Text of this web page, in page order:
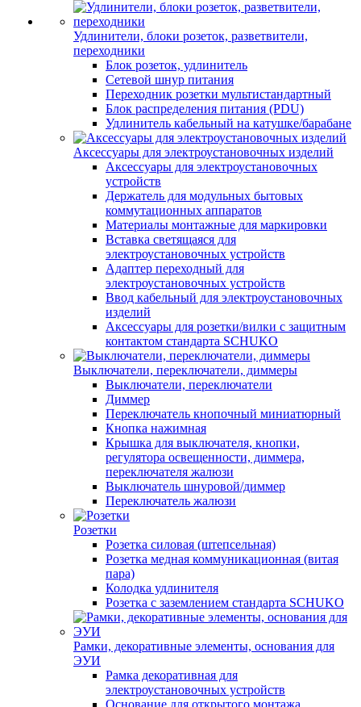
Удлинители, блоки розеток, разветвители,
переходники
Блок розеток, удлинитель
Сетевой шнур питания
Переходник розетки мультистандартный
Блок распределения питания (PDU)
Удлинитель кабельный на катушке/барабане
Аксессуары для электроустановочных изделий
Аксессуары для электроустановочных
устройств
Держатель для модульных бытовых
коммутационных аппаратов
Материалы монтажные для маркировки
Вставка светящаяся для
электроустановочных устройств
Адаптер переходный для
электроустановочных устройств
Ввод кабельный для электроустановочных
изделий
Аксессуары для розетки/вилки с защитным
контактом стандарта SCHUKO
Выключатели, переключатели, диммеры
Выключатели, переключатели
Диммер
Переключатель кнопочный миниатюрный
Кнопка нажимная
Крышка для выключателя, кнопки,
регулятора освещенности, диммера,
переключателя жалюзи
Выключатель шнуровой/диммер
Переключатель жалюзи
Розетки
Розетка силовая (штепсельная)
Розетка медная коммуникационная (витая
пара)
Колодка удлинителя
Розетка с заземлением стандарта SCHUKO
Рамки, декоративные элементы, основания для
ЭУИ
Рамка декоративная для
электроустановочных устройств
Основание для открытого монтажа